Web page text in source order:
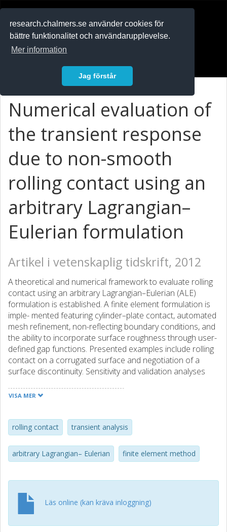
research.chalmers.se använder cookies för
bättre funktionalitet och användarupplevelse.
Mer information
Jag förstår
Numerical evaluation of
the transient response
due to non-smooth
rolling contact using an
arbitrary Lagrangian–
Eulerian formulation
Artikel i vetenskaplig tidskrift, 2012
A theoretical and numerical framework to evaluate rolling
contact using an arbitrary Lagrangian–Eulerian (ALE)
formulation is established. A finite element formulation is
imple- mented featuring cylinder–plate contact, automated
mesh refinement, non-reflecting boundary conditions, and
the ability to incorporate surface roughness through user-
defined gap functions. Presented examples include rolling
contact on a corrugated surface and negotiation of a
surface discontinuity. Sensitivity and validation analyses
trends in parametric responses to be reasonable as
computational demands very modest.
VISA MER
rolling contact transient analysis
arbitrary Lagrangian– Eulerian finite element method
Läs online (kan kräva inloggning)